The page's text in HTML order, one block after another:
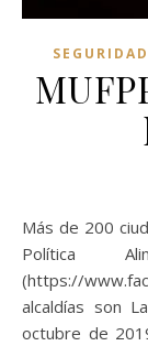
Más de 200 ciudades son las que han firmado el Pacto de
Política
(https://
alcaldías son
octubre de